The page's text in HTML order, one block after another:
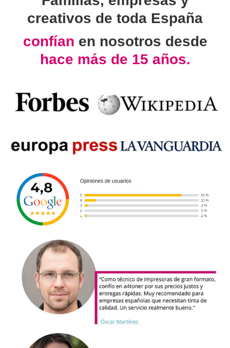
creativos de toda España
confían en nosotros desde
hace más de 15 años.